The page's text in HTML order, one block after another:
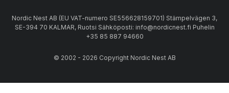
Nordic Nest AB (EU VAT-numero SE556628159701) Stämpelvägen 3,
SE-394 70 KALMAR, Ruotsi Sähköposti: info@nordicnest.fi Puhelin
+35 85 887 94660
© 2002 - 2026 Copyright Nordic Nest AB